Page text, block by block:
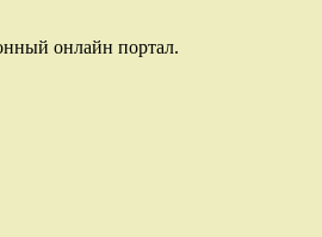
онлайн портал.